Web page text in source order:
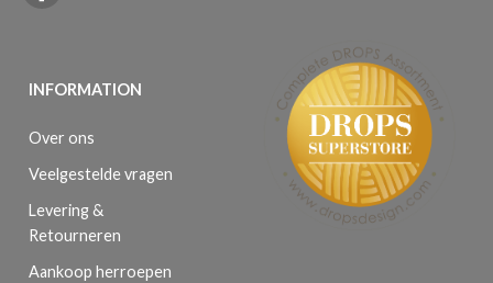
INFORMATION
Over ons
Veelgestelde vragen
Levering &
Retourneren
Aankoop herroepen